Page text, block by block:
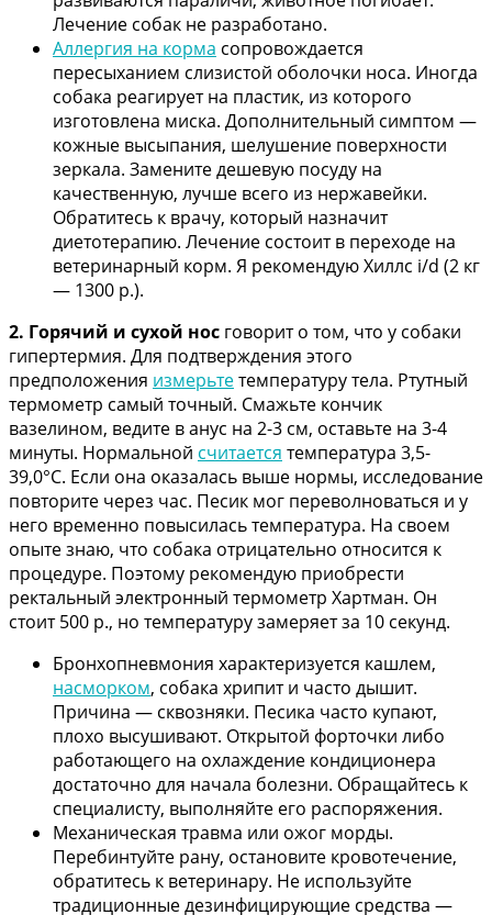
Лечение собак не разработано.
Аллергия на корма сопровождается
пересыханием слизистой оболочки носа. Иногда
собака реагирует на пластик, из которого
изготовлена миска. Дополнительный симптом —
кожные высыпания, шелушение поверхности
зеркала. Замените дешевую посуду на
качественную, лучше всего из нержавейки.
Обратитесь к врачу, который назначит
диетотерапию. Лечение состоит в переходе на
ветеринарный корм. Я рекомендую Хиллс i/d (2 кг
— 1300 р.).
2. Горячий и сухой нос говорит о том, что у собаки
гипертермия. Для подтверждения этого
предположения измерьтетемпературу тела. Ртутный
термометр самый точный. Смажьте кончик
вазелином, ведите в анус на 2-3 см, оставьте на 3-4
минуты. Нормальной считается температура 3,5-
39,0°C. Если она оказалась выше нормы, исследование
повторите через час. Песик мог переволноваться и у
него временно повысилась температура. На своем
опыте знаю, что собака отрицательно относится к
процедуре. Поэтому рекомендую приобрести
ректальный электронный термометр Хартман. Он
стоит 500 р., но температуру замеряет за 10 секунд.
Бронхопневмония характеризуется кашлем,
насморком, собака хрипит и часто дышит.
Причина — сквозняки. Песика часто купают,
плохо высушивают. Открытой форточки либо
работающего на охлаждение кондиционера
достаточно для начала болезни. Обращайтесь к
специалисту, выполняйте его распоряжения.
Механическая травма или ожог морды.
Перебинтуйте рану, остановите кровотечение,
обратитесь к ветеринару. Не используйте
традиционные дезинфицирующие средства —